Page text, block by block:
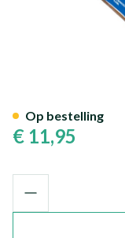
€ 11,95
Op bestelling